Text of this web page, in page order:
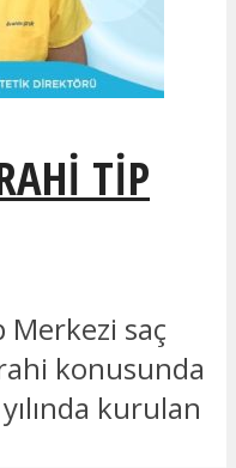
TIP
Merkezi saç
konusunda
kurulan